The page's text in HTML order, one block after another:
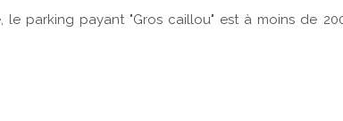
le parking payant "Gros caillou" est à moins de